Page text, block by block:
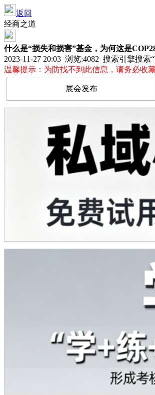
返回
经商之道
什么是“损失和损害”基金，为何这是
2023-11-27 20:03 浏览:4082 搜索引擎搜索
温馨提示：为防找不到此信息，请务必收
展会发布